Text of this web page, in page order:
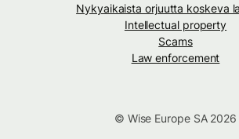
Nykyaikaista orjuutta koskeva
Intellectual property
Scams
Law enforcement
© Wise Europe SA 2026